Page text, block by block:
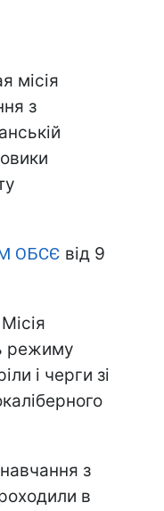
місія
з
ОБСЄ від 9
режиму
і черги зі
з
в